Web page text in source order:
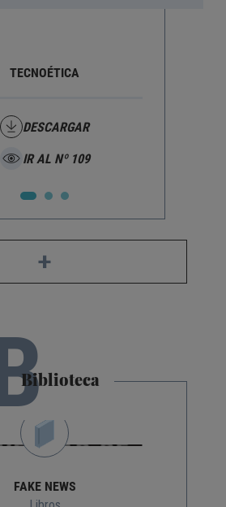
TECNOÉTICA
DESCARGAR
IR AL Nº 109
+
Biblioteca
FAKE NEWS